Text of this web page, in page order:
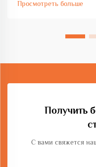
промышленное
Просмотреть больше
Получить
С вами свяжется